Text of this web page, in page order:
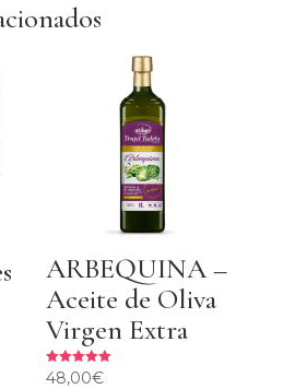
ARBEQUINA –
Aceite de Oliva
Virgen Extra
Valorado
con
48,00€